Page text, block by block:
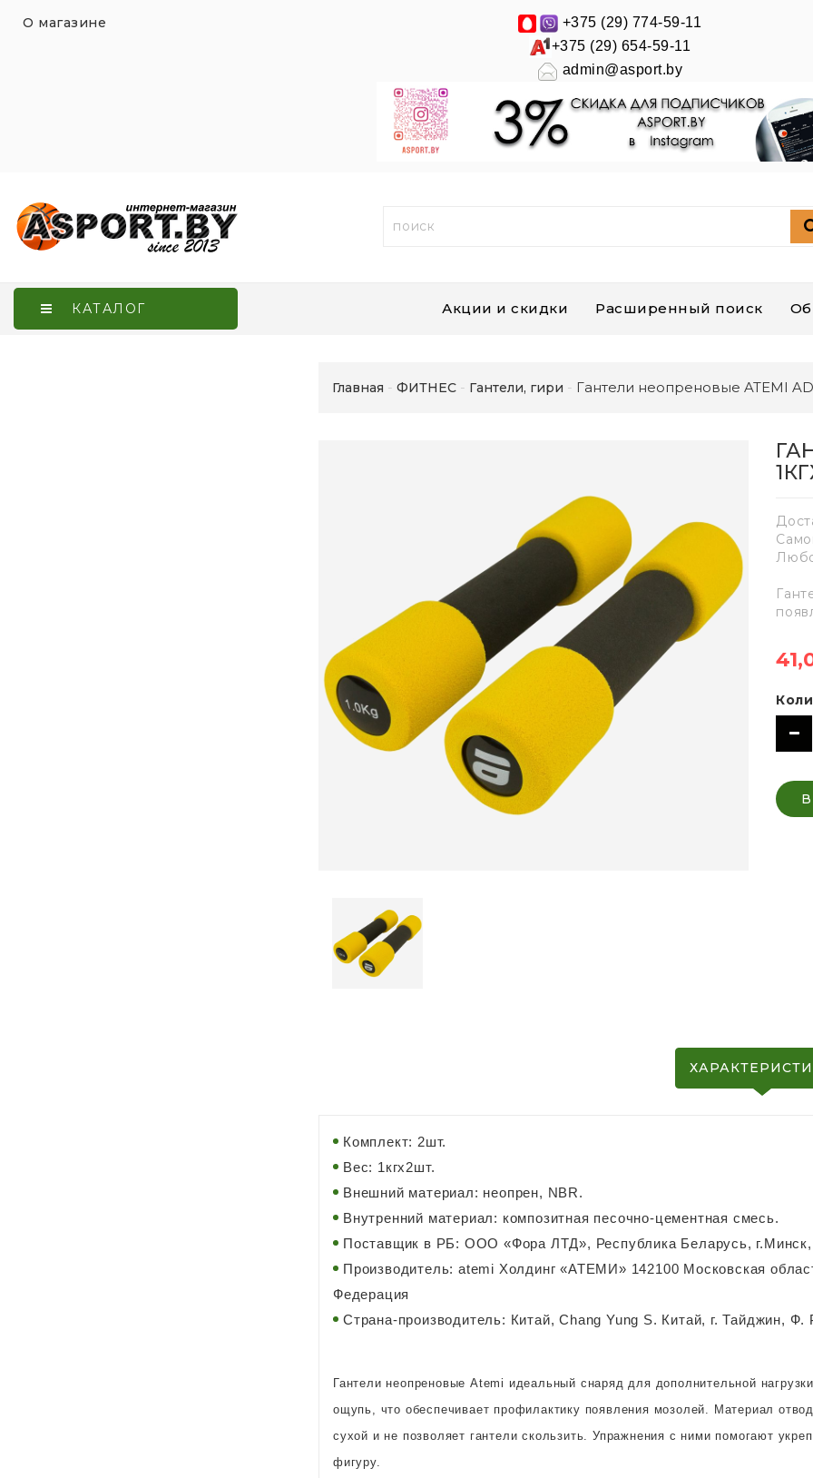
О магазине
+375 (29) 774-59-11
+375 (29) 654-59-11
admin@asport.by
КАТАЛОГ Акции и скидки Расширенный поиск
Главная ФИТНЕС Гантели, гири Гантели неопреновые ATEMI
Комплект: 2шт.
Вес: 1кгх2шт.
Внешний материал: неопрен, NBR.
Внутренний материал: композитная песочно-цементная смесь.
Поставщик в РБ: ООО «Фора ЛТД», Республика Беларусь, г.Минск,
Производитель: atemi Холдинг «АТЕМИ» 142100 Московская
Федерация
Страна-производитель: Китай, Chang Yung S. Китай, г. Тайджин, Ф.
Гантели неопреновые Atemi идеальный снаряд для дополнительной
ощупь, что обеспечивает профилактику появления мозолей. Материал
сухой и не позволяет гантели скользить. Упражнения с ними помогают
фигуру.